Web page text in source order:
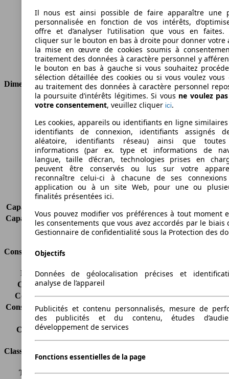
Cylindrée
1598 ccm
Carburant
Diesel
Cylindres
4
Transmission
Boîte manuelle
Type de traction
Traction avant
Dimensions
Longueur
4756 mm
Largeur
1832 mm
Empattement
3105 mm
Poids maximum
2465 kg
Charge maximale
-
Portes
4
Sièges
2
Charge sur toit
Capacité de remorquage (sans freins)
Capacité de remorquage (avec freins) -
Volume du coffre
-
Consommation
Émissions de CO2*
-
Consommation (ville)
Consommation (route)
-
Consommation (combinée)* -
Classe d'émissions
Euro 6d-TEMP
Capacité du réservoir
60 l
Classes d'assurance
Tous risques
-
Il nous est ainsi possible de faire apparaître une
personnalisée en fonction de vos intérêts,
offre et d’analyser l’utilisation que vous en faites.
cliquer sur le bouton en bas à droite pour donner votre
la mise en œuvre de cookies soumis à
traitement des données à caractère personnel y
le bouton en bas à gauche si vous souhaitez
sélection détaillée des cookies ou si vous voulez vous
au traitement des données à caractère personnel
la poursuite d’intérêts légitimes. Si vous ne voulez
votre consentement, veuillez cliquer ici.
Les cookies, appareils ou identifiants en ligne
identifiants de connexion, identifiants assignés
aléatoire, identifiants réseau) ainsi que
informations (par ex. type et informations de
langue, taille d’écran, technologies prises en
peuvent être conservés ou lus sur votre
reconnaître celui-ci à chacune de ses
application ou à un site Web, pour une ou
finalités présentées ici.
Vous pouvez modifier vos préférences à tout moment
les consentements que vous avez accordés par le biais
Gestionnaire de confidentialité sous la Protection des
Objectifs
Données de géolocalisation précises et
analyse de l’appareil
Publicités et contenu personnalisés, mesure de
des publicités et du contenu, études
développement de services
Fonctions essentielles de la page